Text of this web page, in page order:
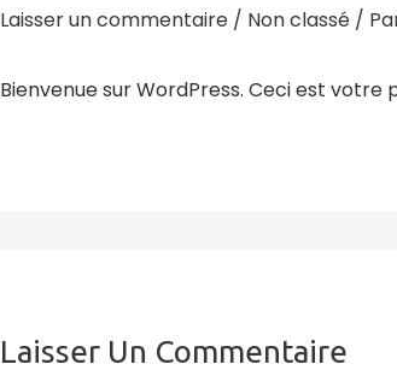
Laisser un commentaire / Non classé/
Bienvenue sur WordPress. Ceci est
Laisser Un Commentaire